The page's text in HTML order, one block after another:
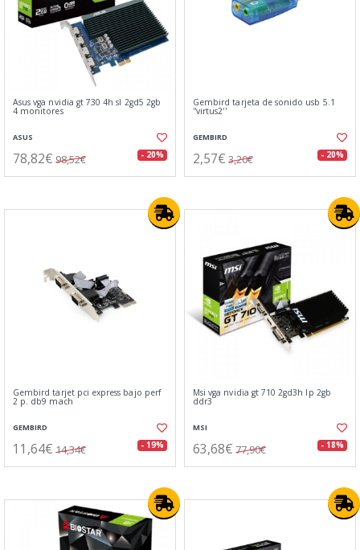
Asus vga nvidia gt 730 4h sl 2gd5 2gb
4 monitores
ASUS
78,82€ 98,52€ - 20%
Gembird tarjeta de sonido usb 5.1
''virtus2''
GEMBIRD
2,57€ 3,20€ - 20%
Gembird tarjet pci express bajo perf
2 p. db9 mach
GEMBIRD
11,64€ 14,34€ - 19%
Msi vga nvidia gt 710 2gd3h lp 2gb
ddr3
MSI
63,68€ 77,90€ - 18%